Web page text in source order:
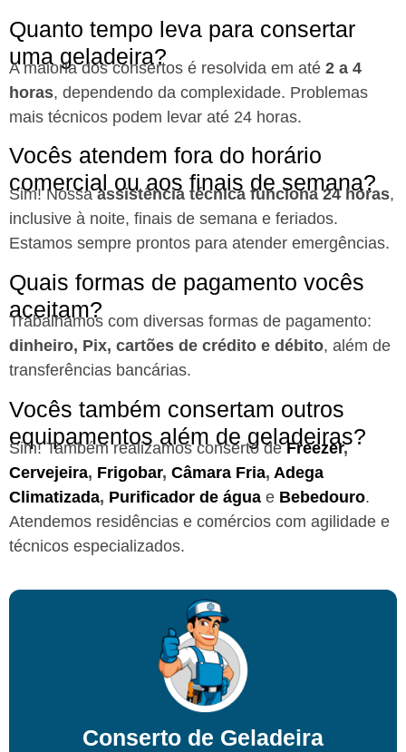
Quanto tempo leva para consertar
uma geladeira?
A maioria dos consertos é resolvida em até 2 a 4
horas, dependendo da complexidade. Problemas
mais técnicos podem levar até 24 horas.
Vocês atendem fora do horário
comercial ou aos finais de semana?
Sim! Nossaassistência técnica funciona 24 horas,
inclusive à noite, finais de semana e feriados.
Estamos sempre prontos para atender emergências.
Quais formas de pagamento vocês
aceitam?
Trabalhamos com diversas formas de pagamento:
dinheiro, Pix, cartões de crédito e débito, além de
transferências bancárias.
Vocês também consertam outros
equipamentos além de geladeiras?
Sim! Também realizamos conserto deFreezer,
Cervejeira, Frigobar, Câmara Fria, Adega
Climatizada, Purificador de água e Bebedouro.
Atendemos residências e comércios com agilidade e
técnicos especializados.
Conserto de Geladeira